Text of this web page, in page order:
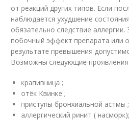
от реакций других типов. Если
наблюдается ухудшение
обязательно следствие
побочный эффект препарата или
результате превышения
Возможны следующие проявления
крапивница ;
отёк Квинке ;
приступы бронхиальной астмы ;
аллергический ринит ( насморк);